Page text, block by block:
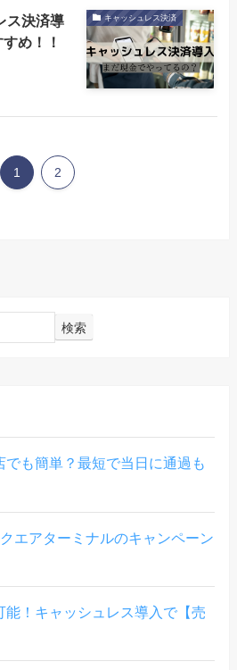
キャッシュレス決済
ス決済導
め！！
1 2
検索
も簡単？最短で当日に通過も
エアターミナルのキャンペーン
能！キャッシュレス導入で【売